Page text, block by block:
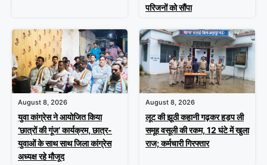
परिजनों को सौंपा
August 8, 2026
युवा कांग्रेस ने आयोजित किया
‘छात्रों की गूंज’ कार्यक्रम, छात्र-
युवाओं के साथ साथ जिला कांग्रेस
अध्यक्ष रहे मौजूद
August 8, 2026
लूट की झूठी कहानी गढ़कर हड़प ली
समूह वसूली की रकम, 12 घंटे में खुला
राज; कर्मचारी गिरफ्तार